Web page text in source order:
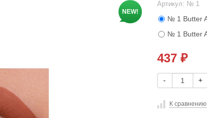
NEW!
Артикул: № 1
№ 1 Butter
№ 1 Butter
437 ₽
- +
К сравнению